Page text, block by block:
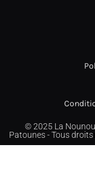
© 2025 La
Patounes - Tous droits